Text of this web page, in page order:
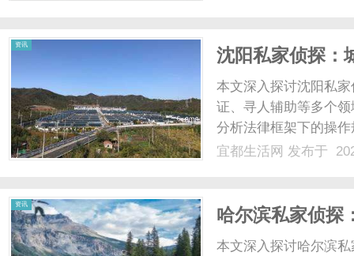
资讯
沈阳私家侦探：
本文深入探讨沈阳私
证、寻人辅助等多个
分析法律框架下的操
生活中的真实作用与
宜都生活网 发布于
资讯
哈尔滨私家侦探
本文深入探讨哈尔滨